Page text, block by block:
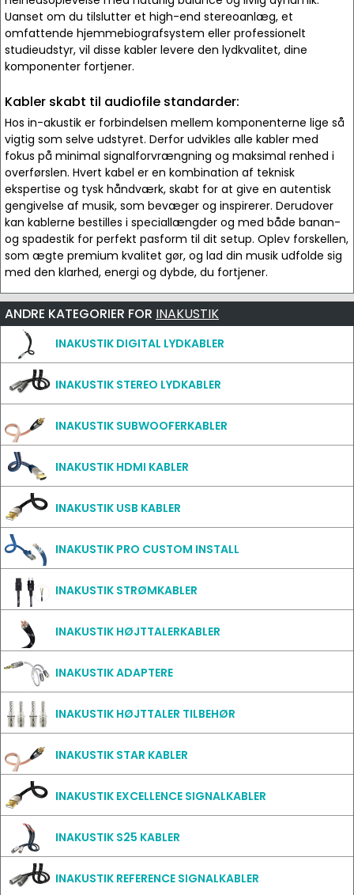
Uanset om du tilslutter et high-end stereoanlæg, et
omfattende hjemmebiografsystem eller professionelt
studieudstyr, vil disse kabler levere den lydkvalitet, dine
komponenter fortjener.
Kabler skabt til audiofile standarder:
Hos in-akustik er forbindelsen mellem komponenterne lige så
vigtig som selve udstyret. Derfor udvikles alle kabler med
fokus på minimal signalforvrængning og maksimal renhed i
overførslen. Hvert kabel er en kombination af teknisk
ekspertise og tysk håndværk, skabt for at give en autentisk
gengivelse af musik, som bevæger og inspirerer. Derudover
kan kablerne bestilles i speciallængder og med både banan-
og spadestik for perfekt pasform til dit setup. Oplev forskellen,
som ægte premium kvalitet gør, og lad din musik udfolde sig
med den klarhed, energi og dybde, du fortjener.
ANDRE KATEGORIER FOR INAKUSTIK
INAKUSTIK DIGITAL LYDKABLER
INAKUSTIK STEREO LYDKABLER
INAKUSTIK SUBWOOFERKABLER
INAKUSTIK HDMI KABLER
INAKUSTIK USB KABLER
INAKUSTIK PRO CUSTOM INSTALL
INAKUSTIK STRØMKABLER
INAKUSTIK HØJTTALERKABLER
INAKUSTIK ADAPTERE
INAKUSTIK HØJTTALER TILBEHØR
INAKUSTIK STAR KABLER
INAKUSTIK EXCELLENCE SIGNALKABLER
INAKUSTIK S25 KABLER
INAKUSTIK REFERENCE SIGNALKABLER